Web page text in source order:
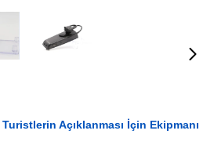
Açıklanması İçin Ekipmanı